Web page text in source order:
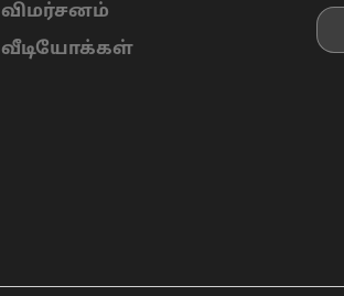
விமர்சனம்
வீடியோக்கள்